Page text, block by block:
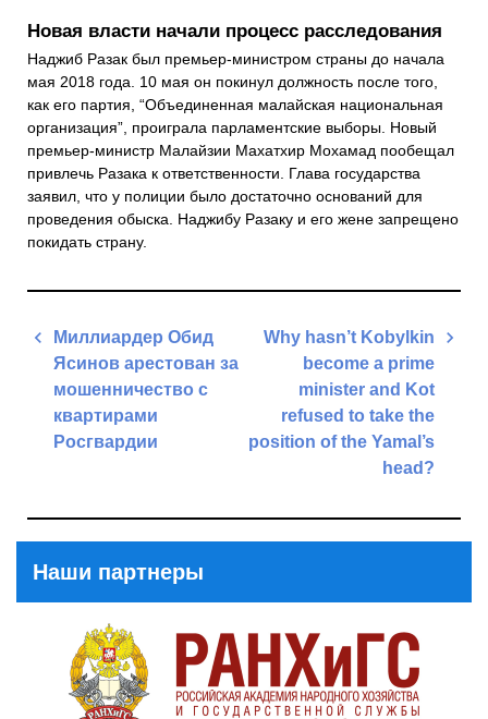
Новая власти начали процесс расследования
Наджиб Разак был премьер-министром страны до начала
мая 2018 года. 10 мая он покинул должность после того,
как его партия, “Объединенная малайская национальная
организация”, проиграла парламентские выборы. Новый
премьер-министр Малайзии Махатхир Мохамад пообещал
привлечь Разака к ответственности. Глава государства
заявил, что у полиции было достаточно оснований для
проведения обыска. Наджибу Разаку и его жене запрещено
покидать страну.
Навигация
записям
Миллиардер Обид
Ясинов арестован за
мошенничество с
квартирами
Росгвардии
Why hasn’t Kobylkin
become a prime
minister and Kot
refused to take the
position of the Yamal’s
head?
Наши партнеры